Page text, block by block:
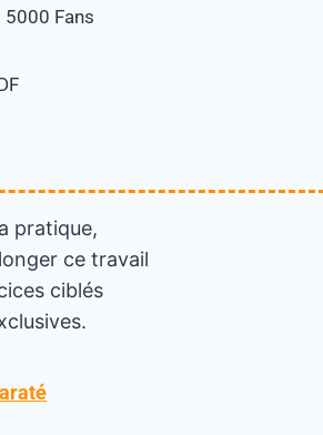
5000 Fans
pratique,
ce travail
ciblés